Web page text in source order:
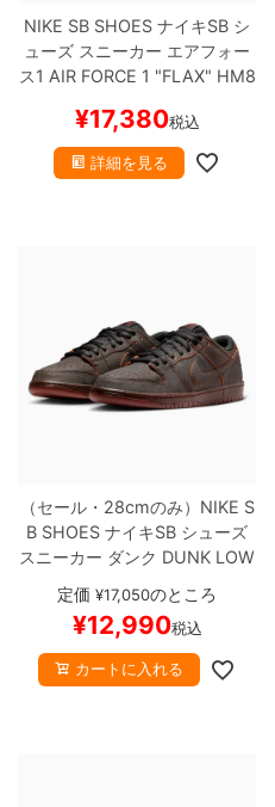
NIKE SB SHOES ナイキSB シ
ューズ スニーカー エアフォー
ス1 AIR FORCE 1 "FLAX" HM8
【キャンセル/返品/交換不
可商品】
¥17,380税込
詳細を見る
（セール・28cmのみ） NIKE S
B SHOES ナイキSB シューズ
スニーカー ダンク DUNK LOW
PRO PRM "Krampus"
-001スケートボード スケボー
【キャンセル/返品/交換不可商
品】
定価 ¥17,050のところ
¥12,990税込
カートに入れる